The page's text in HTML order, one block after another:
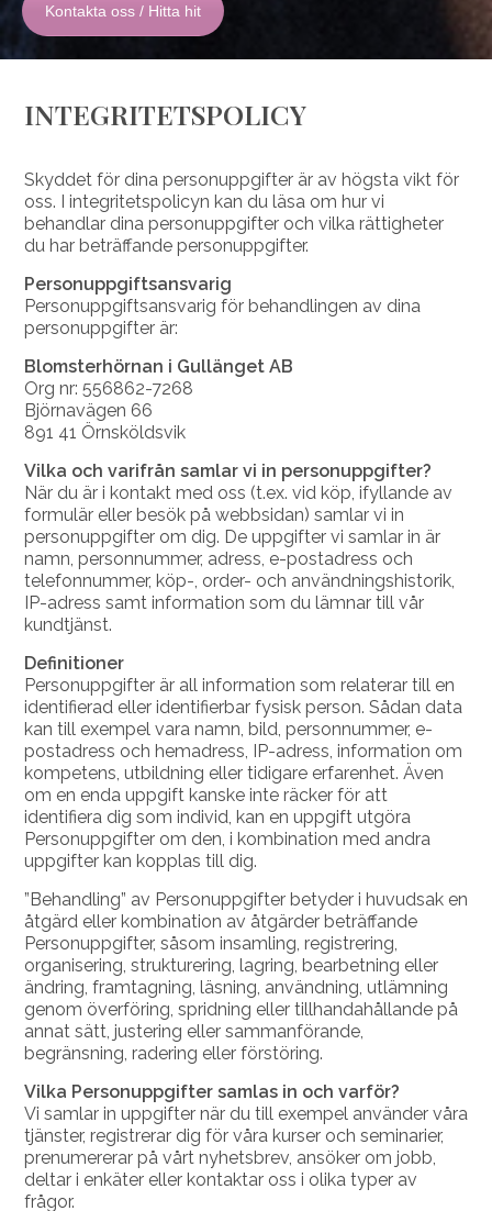
Kontakta oss / Hitta hit
INTEGRITETSPOLICY
Skyddet för dina personuppgifter är av högsta vikt för
oss. I integritetspolicyn kan du läsa om hur vi
behandlar dina personuppgifter och vilka rättigheter
du har beträffande personuppgifter.
Personuppgiftsansvarig
Personuppgiftsansvarig för behandlingen av dina
personuppgifter är:
Blomsterhörnan i Gullänget AB
Org nr: 556862-7268
Björnavägen 66
891 41 Örnsköldsvik
Vilka och varifrån samlar vi in personuppgifter?
När du är i kontakt med oss (t.ex. vid köp, ifyllande av
formulär eller besök på webbsidan) samlar vi in
personuppgifter om dig. De uppgifter vi samlar in är
namn, personnummer, adress, e-postadress och
telefonnummer, köp-, order- och användningshistorik,
IP-adress samt information som du lämnar till vår
kundtjänst.
Definitioner
Personuppgifter är all information som relaterar till en
identifierad eller identifierbar fysisk person. Sådan data
kan till exempel vara namn, bild, personnummer, e-
postadress och hemadress, IP-adress, information om
kompetens, utbildning eller tidigare erfarenhet. Även
om en enda uppgift kanske inte räcker för att
identifiera dig som individ, kan en uppgift utgöra
Personuppgifter om den, i kombination med andra
uppgifter kan kopplas till dig.
”Behandling” av Personuppgifter betyder i huvudsak en
åtgärd eller kombination av åtgärder beträffande
Personuppgifter, såsom insamling, registrering,
organisering, strukturering, lagring, bearbetning eller
ändring, framtagning, läsning, användning, utlämning
genom överföring, spridning eller tillhandahållande på
annat sätt, justering eller sammanförande,
begränsning, radering eller förstöring.
Vilka Personuppgifter samlas in och varför?
Vi samlar in uppgifter när du till exempel använder våra
tjänster, registrerar dig för våra kurser och seminarier,
prenumererar på vårt nyhetsbrev, ansöker om jobb,
deltar i enkäter eller kontaktar oss i olika typer av
frågor.